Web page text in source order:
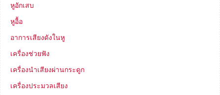
หูอักเสบ
หูอื้อ
อาการเสียงดังในหู
เครื่องช่วยฟัง
เครื่องนำเสียงผ่านกระดูก
เครื่องประมวลเสียง